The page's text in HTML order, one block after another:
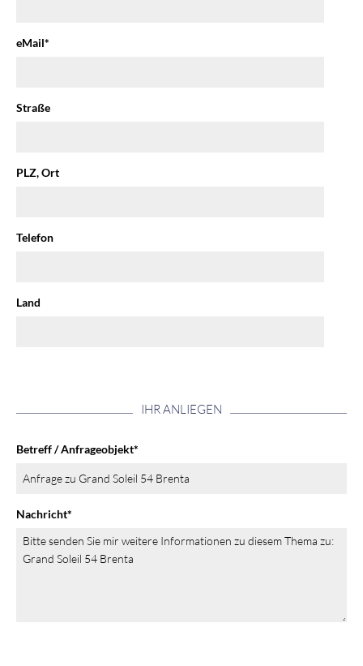
eMail*
Straße
PLZ, Ort
Telefon
Land
IHR ANLIEGEN
Betreff / Anfrageobjekt*
Nachricht*